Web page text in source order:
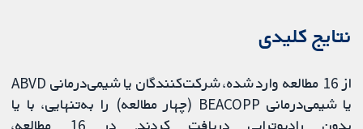
نتایج کلیدی
از 16 مطالعه وارد شده، شرکت‏‌کنندگان یا شیمی‌درمانی ABVD
یا شیمی‌درمانی BEACOPP (چهار مطالعه) را به‌تنهایی، با یا
بدون رادیوتراپی دریافت کردند. ‌در 16 مطالعه،